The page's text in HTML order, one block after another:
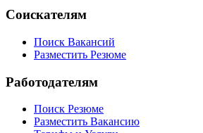
Соискателям
Поиск Вакансий
Разместить Резюме
Работодателям
Поиск Резюме
Разместить Вакансию